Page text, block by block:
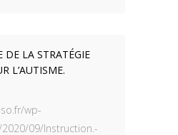
DE LA STRATÉGIE
L’AUTISME.
wp-
09/Instruction.-